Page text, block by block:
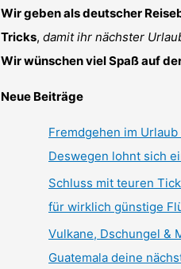
Wir geben als deutscher
Tricks, damit ihr nächster
Wir wünschen viel Spaß auf
Neue Beiträge
Fremdgehen im
Deswegen lohnt sich
Schluss mit teuren
für wirklich günstige
Vulkane, Dschungel &
Guatemala deine